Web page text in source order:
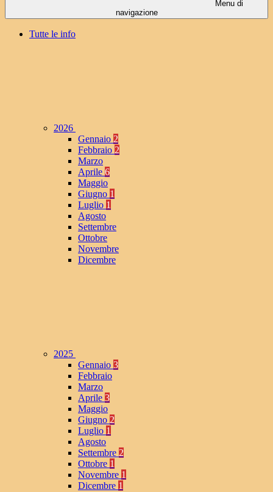
Menu di
navigazione
Tutte le info
2026
Gennaio 2
Febbraio 2
Marzo
Aprile 6
Maggio
Giugno 1
Luglio 1
Agosto
Settembre
Ottobre
Novembre
Dicembre
2025
Gennaio 3
Febbraio
Marzo
Aprile 3
Maggio
Giugno 2
Luglio 1
Agosto
Settembre 2
Ottobre 1
Novembre 1
Dicembre 1